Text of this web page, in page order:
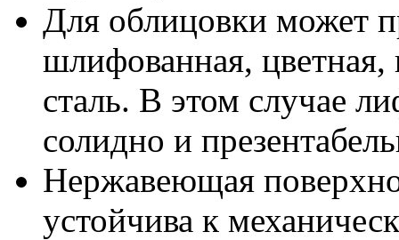
Для облицовки может
шлифованная, цветная,
сталь. В этом случае
солидно и
Нержавеющая
устойчива к